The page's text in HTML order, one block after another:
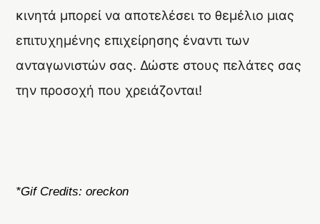
κινητά μπορεί να αποτελέσει το θεμέλιο μιας
επιτυχημένης επιχείρησης έναντι των
ανταγωνιστών σας. Δώστε στους πελάτες σας
την προσοχή που χρειάζονται!
*Gif Credits: oreckon